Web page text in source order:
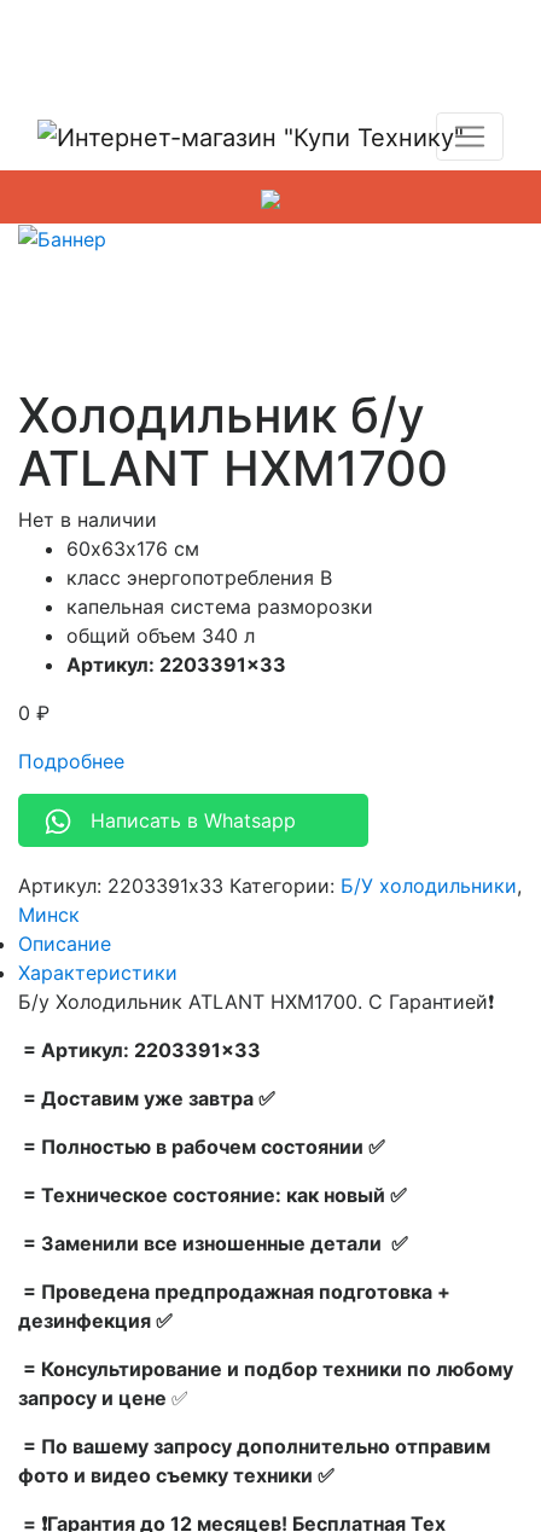
Холодильник б/у
ATLANT HXM1700
Нет в наличии
60х63х176 см
класс энергопотребления B
капельная система разморозки
общий объем 340 л
Артикул: 2203391×33
0 ₽
Подробнее
Написать в Whatsapp
Артикул: 2203391x33 Категории: Б/У холодильники,
Минск
Описание
Характеристики
Б/у Холодильник ATLANT HXM1700. С Гарантией❗
= Артикул: 2203391×33
= Доставим уже завтра ✅
= Полностью в рабочем состоянии ✅
= Техническое состояние: как новый ✅
= Заменили все изношенные детали ✅
= Проведена предпродажная подготовка +
дезинфекция ✅
= Консультирование и подбор техники по любому
запросу и цене ✅
= По вашему запросу дополнительно отправим
фото и видео съемку техники ✅
= ❗Гарантия до 12 месяцев! Бесплатная Тех